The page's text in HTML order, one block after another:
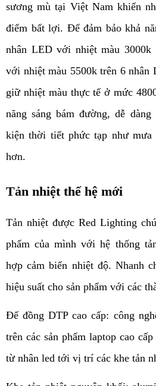
sương mù tại Việt Nam khiến
điểm bất lợi. Để đảm bảo khả
nhân LED với nhiệt màu
với nhiệt màu 5500k trên 6 nhân
giữ nhiệt màu thực tế ở mức
năng sáng bám đường, dễ
kiện thời tiết phức tạp như mưa
hơn.
Tản nhiệt thế hệ mới
Tản nhiệt được Red Lighting
phẩm của mình với hệ thống
hợp cảm biến nhiệt độ. Nhanh
hiệu suất cho sản phẩm với các
Đế đồng DTP cao cấp: công
trên các sản phẩm laptop cao
từ nhân led tới vị trí các khe tản